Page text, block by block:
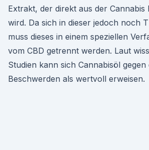
Extrakt, der direkt aus der Cannabis
wird. Da sich in dieser jedoch noch
muss dieses in einem speziellen
vom CBD getrennt werden. Laut
Studien kann sich Cannabisöl gegen
Beschwerden als wertvoll erweisen.